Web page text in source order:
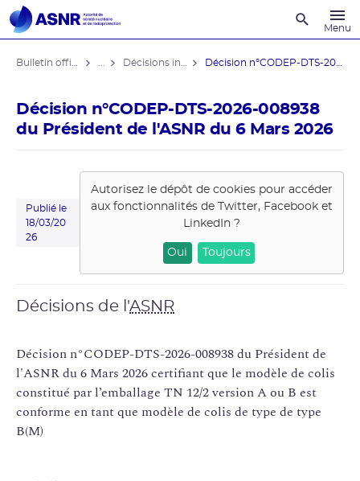
Menu
Décision n°CODEP-DTS-2026-008938
du Président de l'ASNR du 6 Mars 2026
Publié le
18/03/20
26
Autorisez le dépôt de cookies pour accéder
aux fonctionnalités de Twitter, Facebook et
LinkedIn?
Oui Toujours
Décisions de l'ASNR
Décision n°CODEP-DTS-2026-008938 du Président de
l'ASNR du 6 Mars 2026 certifiant que le modèle de colis
constitué par l’emballage TN 12/2 version A ou B est
conforme en tant que modèle de colis de type de type
B(M)